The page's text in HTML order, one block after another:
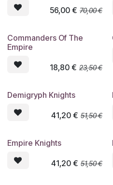
56,00€ 70,00€
Commanders Of The
Empire
18,80€ 23,50€
Demigryph Knights
41,20€ 51,50€
Empire Knights
41,20€ 51,50€